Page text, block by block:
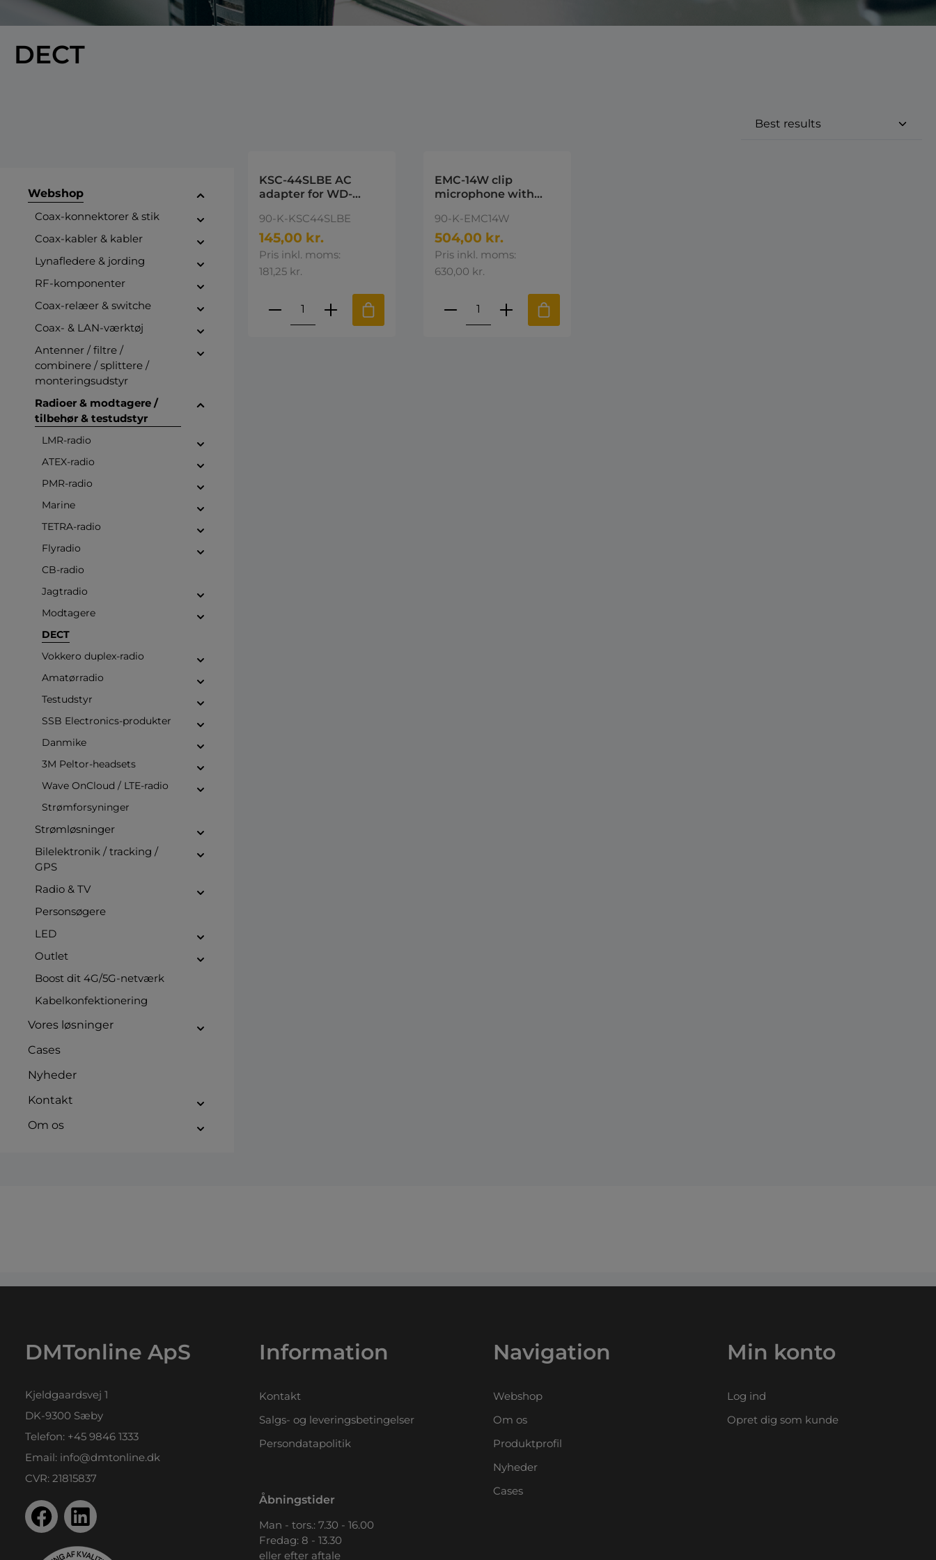
DECT
Webshop
Coax-konnektorer & stik
Coax-kabler & kabler
Lynafledere & jording
RF-komponenter
Coax-relæer & switche
Coax- & LAN-værktøj
Antenner / filtre /
combinere / splittere /
monteringsudstyr
Radioer & modtagere /
tilbehør & testudstyr
LMR-radio
ATEX-radio
PMR-radio
Marine
TETRA-radio
Flyradio
CB-radio
Jagtradio
Modtagere
DECT
Vokkero duplex-radio
Amatørradio
Testudstyr
SSB Electronics-produkter
Danmike
3M Peltor-headsets
Wave OnCloud / LTE-radio
Strømforsyninger
Strømløsninger
Bilelektronik / tracking /
GPS
Radio & TV
Personsøgere
LED
Outlet
Boost dit 4G/5G-netværk
Kabelkonfektionering
Vores løsninger
Cases
Nyheder
Kontakt
Om os
KSC-44SLBE AC
adapter for WD-
90-K-KSC44SLBE
145,00 kr.
Pris inkl. moms:
181,25 kr.
Produktmængde: Indtast den ønskede mængde eller brug knapperne til at øge
EMC-14W clip
microphone with
90-K-EMC14W
504,00 kr.
Pris inkl. moms:
630,00 kr.
Produktmængde: Indtast den ønskede mængde eller
DMTonline ApS
Kjeldgaardsvej 1
DK-9300 Sæby
Telefon: +45 9846 1333
Email: info@dmtonline.dk
CVR: 21815837
Information
Kontakt
Salgs- og leveringsbetingelser
Persondatapolitik
Åbningstider
Man - tors.: 7.30 - 16.00
Fredag: 8 - 13.30
eller efter aftale
Navigation
Webshop
Om os
Produktprofil
Nyheder
Cases
Min konto
Log ind
Opret dig som kunde